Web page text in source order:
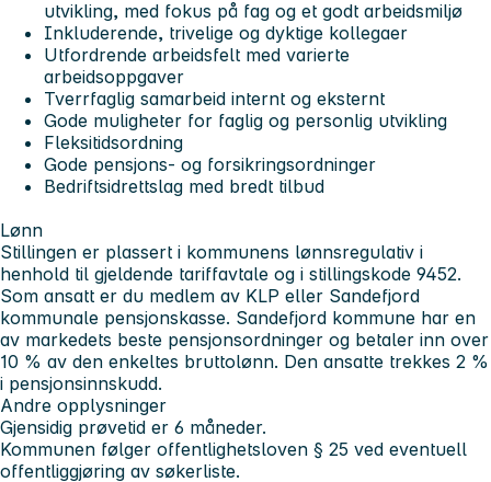
utvikling, med fokus på fag og et godt arbeidsmiljø
Inkluderende, trivelige og dyktige kollegaer
Utfordrende arbeidsfelt med varierte
arbeidsoppgaver
Tverrfaglig samarbeid internt og eksternt
Gode muligheter for faglig og personlig utvikling
Fleksitidsordning
Gode pensjons- og forsikringsordninger
Bedriftsidrettslag med bredt tilbud
Lønn
Stillingen er plassert i kommunens lønnsregulativ i
henhold til gjeldende tariffavtale og i stillingskode 9452.
Som ansatt er du medlem av KLP eller Sandefjord
kommunale pensjonskasse. Sandefjord kommune har en
av markedets beste pensjonsordninger og betaler inn over
10 % av den enkeltes bruttolønn. Den ansatte trekkes 2 %
i pensjonsinnskudd.
Andre opplysninger
Gjensidig prøvetid er 6 måneder.
Kommunen følger offentlighetsloven § 25 ved eventuell
offentliggjøring av søkerliste.